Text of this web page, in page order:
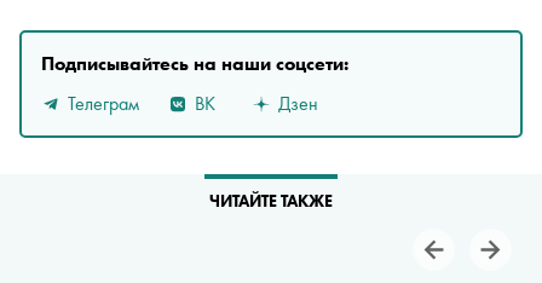
Подписывайтесь на наши соцсети:
Телеграм
ВК Дзен
ЧИТАЙТЕ ТАКЖЕ